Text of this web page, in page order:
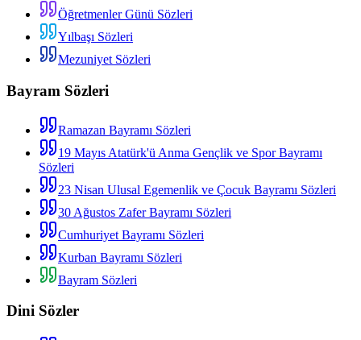
Öğretmenler Günü Sözleri
Yılbaşı Sözleri
Mezuniyet Sözleri
Bayram Sözleri
Ramazan Bayramı Sözleri
19 Mayıs Atatürk'ü Anma Gençlik ve Spor Bayramı
Sözleri
23 Nisan Ulusal Egemenlik ve Çocuk Bayramı Sözleri
30 Ağustos Zafer Bayramı Sözleri
Cumhuriyet Bayramı Sözleri
Kurban Bayramı Sözleri
Bayram Sözleri
Dini Sözler